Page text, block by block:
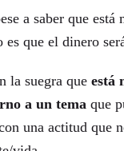
a saber que
es que el dinero
la suegra que está
a un tema que
una actitud que